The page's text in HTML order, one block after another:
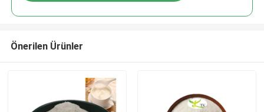
Önerilen Ürünler